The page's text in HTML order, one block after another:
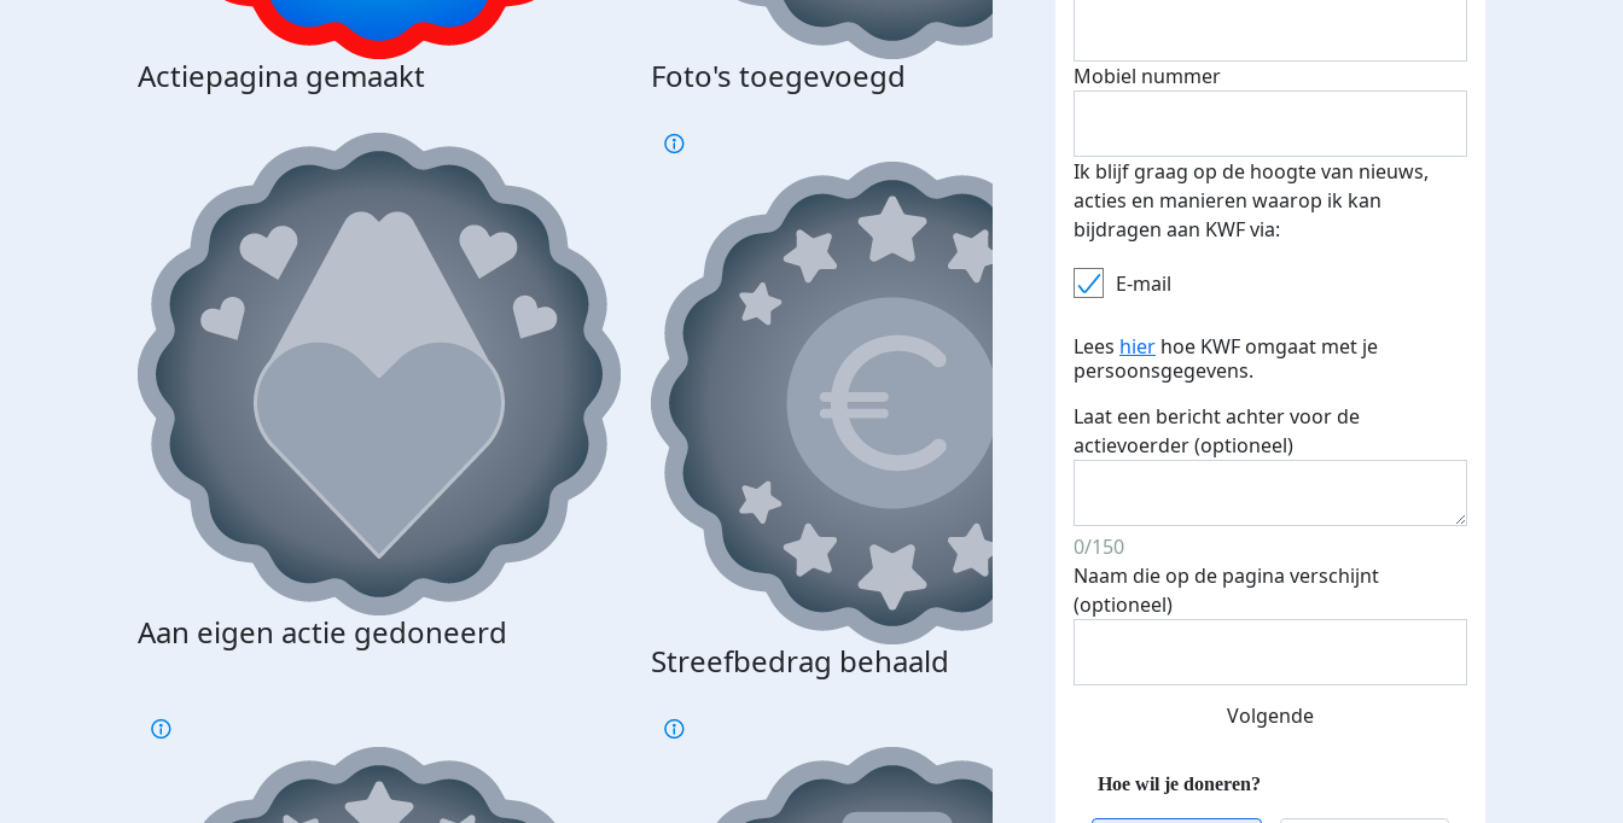
Actiepagina gemaakt Foto's toegevoegd E-mails verstuurd
Aan eigen actie gedoneerd
Streefbedrag behaald
je je speciale KWF t-shirt!
Mobiel nummer
Ik blijf graag op de hoogte van nieuws,
acties en manieren waarop ik kan
bijdragen aan KWF via:
E-mail
Lees hier hoe KWF omgaat met je
persoonsgegevens.
Laat een bericht achter voor de
actievoerder (optioneel)
0/150
Naam die op de pagina verschijnt
(optioneel)
Volgende